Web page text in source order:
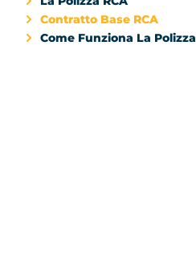
Contratto Base RCA
Come Funziona La Polizza